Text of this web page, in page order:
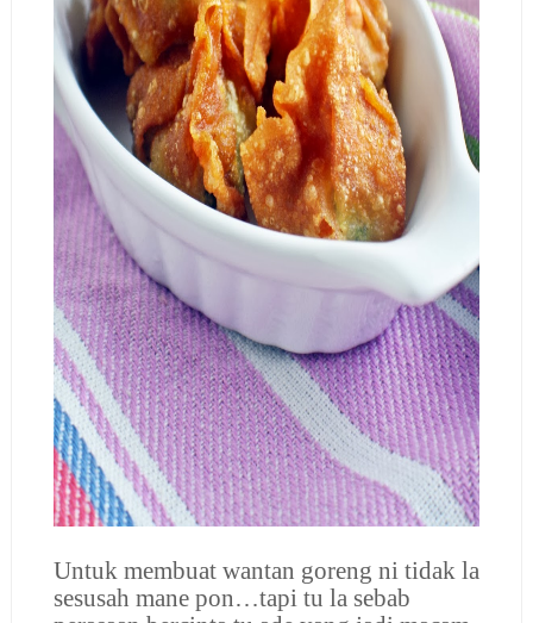
Untuk membuat wantan goreng ni tidak la
sesusah mane pon…tapi tu la sebab